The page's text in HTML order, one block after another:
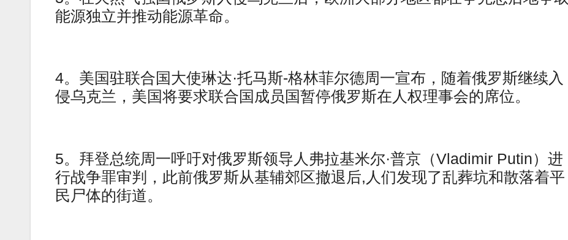
能源独立并推动能源革命。
4。美国驻联合国大使琳达·托马斯-格林菲尔德周一宣布，随着俄罗斯继续入
侵乌克兰，美国将要求联合国成员国暂停俄罗斯在人权理事会的席位。
5。拜登总统周一呼吁对俄罗斯领导人弗拉基米尔·普京（Vladimir Putin）进
行战争罪审判，此前俄罗斯从基辅郊区撤退后,人们发现了乱葬坑和散落着平
民尸体的街道。